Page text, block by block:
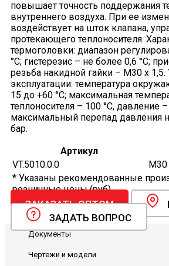
повышает точность поддержания
внутреннего воздуха. При ее
воздействует на шток клапана,
протекающего теплоносителя.
термоголовки: диапазон
°С; гистерезис – не более 0,6 °С;
резьба накидной гайки – М30 х 1,5.
эксплуатации: температура
15 до +60 °С; максимальная
теплоносителя – 100 °С, давление
максимальный перепад давления
бар.
Артикул
VT.5010.0.0
М30
* Указаны рекомендованные
розничные цены (руб).
ЗАКАЗАТЬ ОПТОМ
ЗАДАТЬ ВОПРОС
Документы
Чертежи и модели